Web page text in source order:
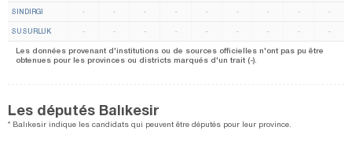
SINDIRGI - - - - - - - - -
SUSURLUK - - - - - - - - -
Les données provenant d'institutions ou de sources officielles n'ont pas pu être
obtenues pour les provinces ou districts marqués d'un trait (-).
Les députés Balıkesir
* Balıkesir indique les candidats qui peuvent être députés pour leur province.